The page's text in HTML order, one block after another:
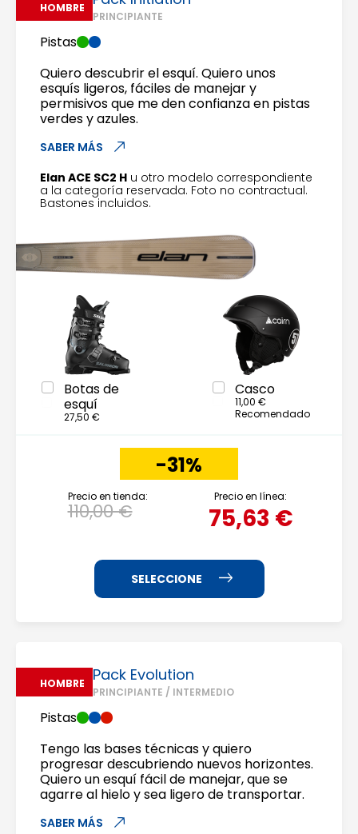
10 11 12 13 14 15 16
28 30
31
HOMBRE
PRINCIPIANTE
Pistas
Quiero descubrir el esquí. Quiero unos
esquís ligeros, fáciles de manejar y
permisivos que me den confianza en pistas
verdes y azules.
SABER MÁS
Elan ACE SC2 H u otro modelo correspondiente
a la categoría reservada. Foto no contractual.
Bastones incluidos.
Botas de
esquí
27,50 €
Casco
11,00 €
Recomendado
-31%
Precio en tienda:
110,00 €
Precio en línea:
75,63 €
HOMBRE Pack Evolution
PRINCIPIANTE / INTERMEDIO
Pistas
Tengo las bases técnicas y quiero
progresar descubriendo nuevos horizontes.
Quiero un esquí fácil de manejar, que se
agarre al hielo y sea ligero de transportar.
SABER MÁS